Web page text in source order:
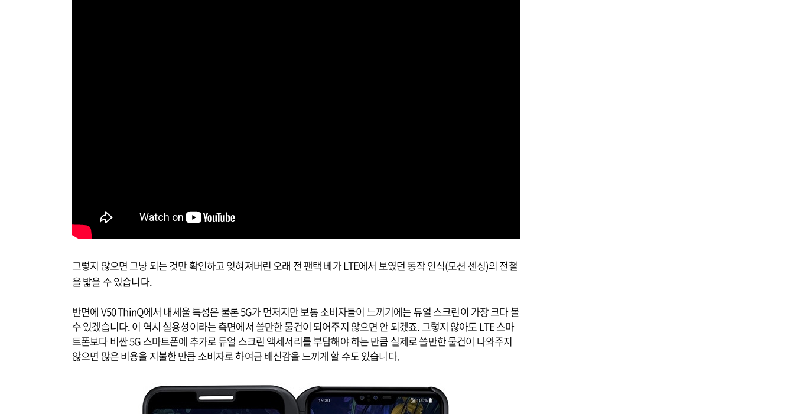
그렇지 않으면 그냥 되는 것만 확인하고 잊혀져버린 오래 전 팬택 베가 LTE에서 보였던 동작 인식(모션 센싱)의 전철
을 밟을 수 있습니다.
반면에 V50 ThinQ에서 내세울 특성은 물론 5G가 먼저지만 보통 소비자들이 느끼기에는 듀얼 스크린이 가장 크다 볼
수 있겠습니다. 이 역시 실용성이라는 측면에서 쓸만한 물건이 되어주지 않으면 안 되겠죠. 그렇지 않아도 LTE 스마
트폰보다 비싼 5G 스마트폰에 추가로 듀얼 스크린 액세서리를 부담해야 하는 만큼 실제로 쓸만한 물건이 나와주지
않으면 많은 비용을 지불한 만큼 소비자로 하여금 배신감을 느끼게 할 수도 있습니다.